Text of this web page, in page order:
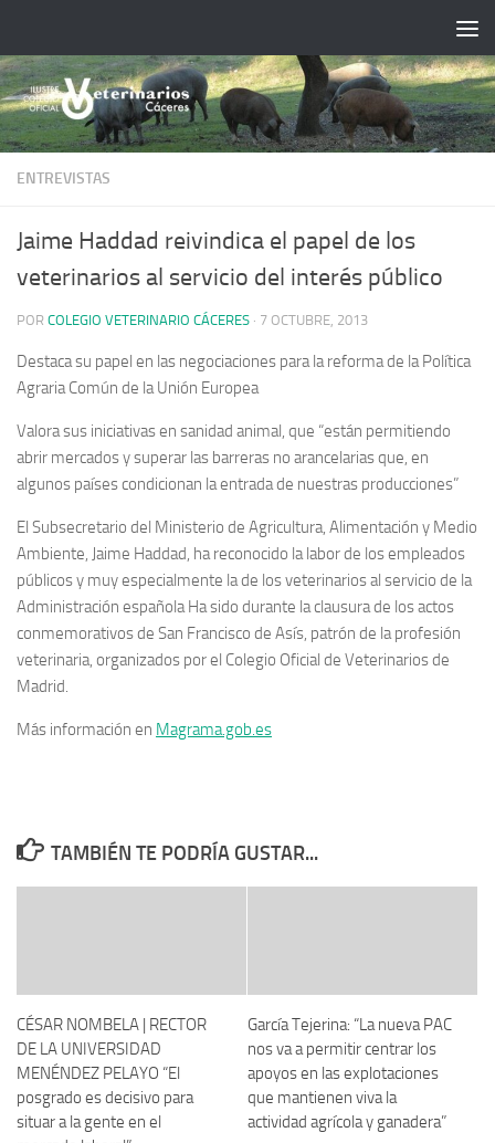
ENTREVISTAS
Jaime Haddad reivindica el papel de los
veterinarios al servicio del interés público
POR COLEGIO VETERINARIO CÁCERES · 7 OCTUBRE, 2013
Destaca su papel en las negociaciones para la reforma de la Política
Agraria Común de la Unión Europea
Valora sus iniciativas en sanidad animal, que “están permitiendo
abrir mercados y superar las barreras no arancelarias que, en
algunos países condicionan la entrada de nuestras producciones”
El Subsecretario del Ministerio de Agricultura, Alimentación y Medio
Ambiente, Jaime Haddad, ha reconocido la labor de los empleados
públicos y muy especialmente la de los veterinarios al servicio de la
Administración española Ha sido durante la clausura de los actos
conmemorativos de San Francisco de Asís, patrón de la profesión
veterinaria, organizados por el Colegio Oficial de Veterinarios de
Madrid.
Más información en Magrama.gob.es
TAMBIÉN TE PODRÍA GUSTAR...
CÉSAR NOMBELA | RECTOR
DE LA UNIVERSIDAD
MENÉNDEZ PELAYO “El
posgrado es decisivo para
situar a la gente en el
García Tejerina: “La nueva PAC
nos va a permitir centrar los
apoyos en las explotaciones
que mantienen viva la
actividad agrícola y ganadera”